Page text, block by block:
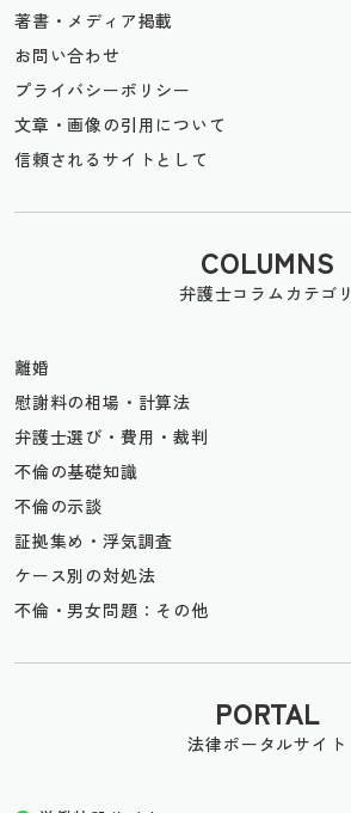
著書・メディア掲載
お問い合わせ
プライバシーポリシー
文章・画像の引用について
信頼されるサイトとして
COLUMNS
弁護士コラムカテゴリ
離婚
慰謝料の相場・計算法
弁護士選び・費用・裁判
不倫の基礎知識
不倫の示談
証拠集め・浮気調査
ケース別の対処法
不倫・男女問題：その他
PORTAL
法律ポータルサイト